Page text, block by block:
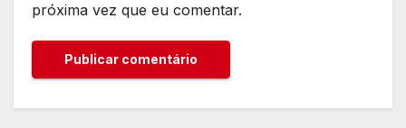
próxima vez que eu comentar.